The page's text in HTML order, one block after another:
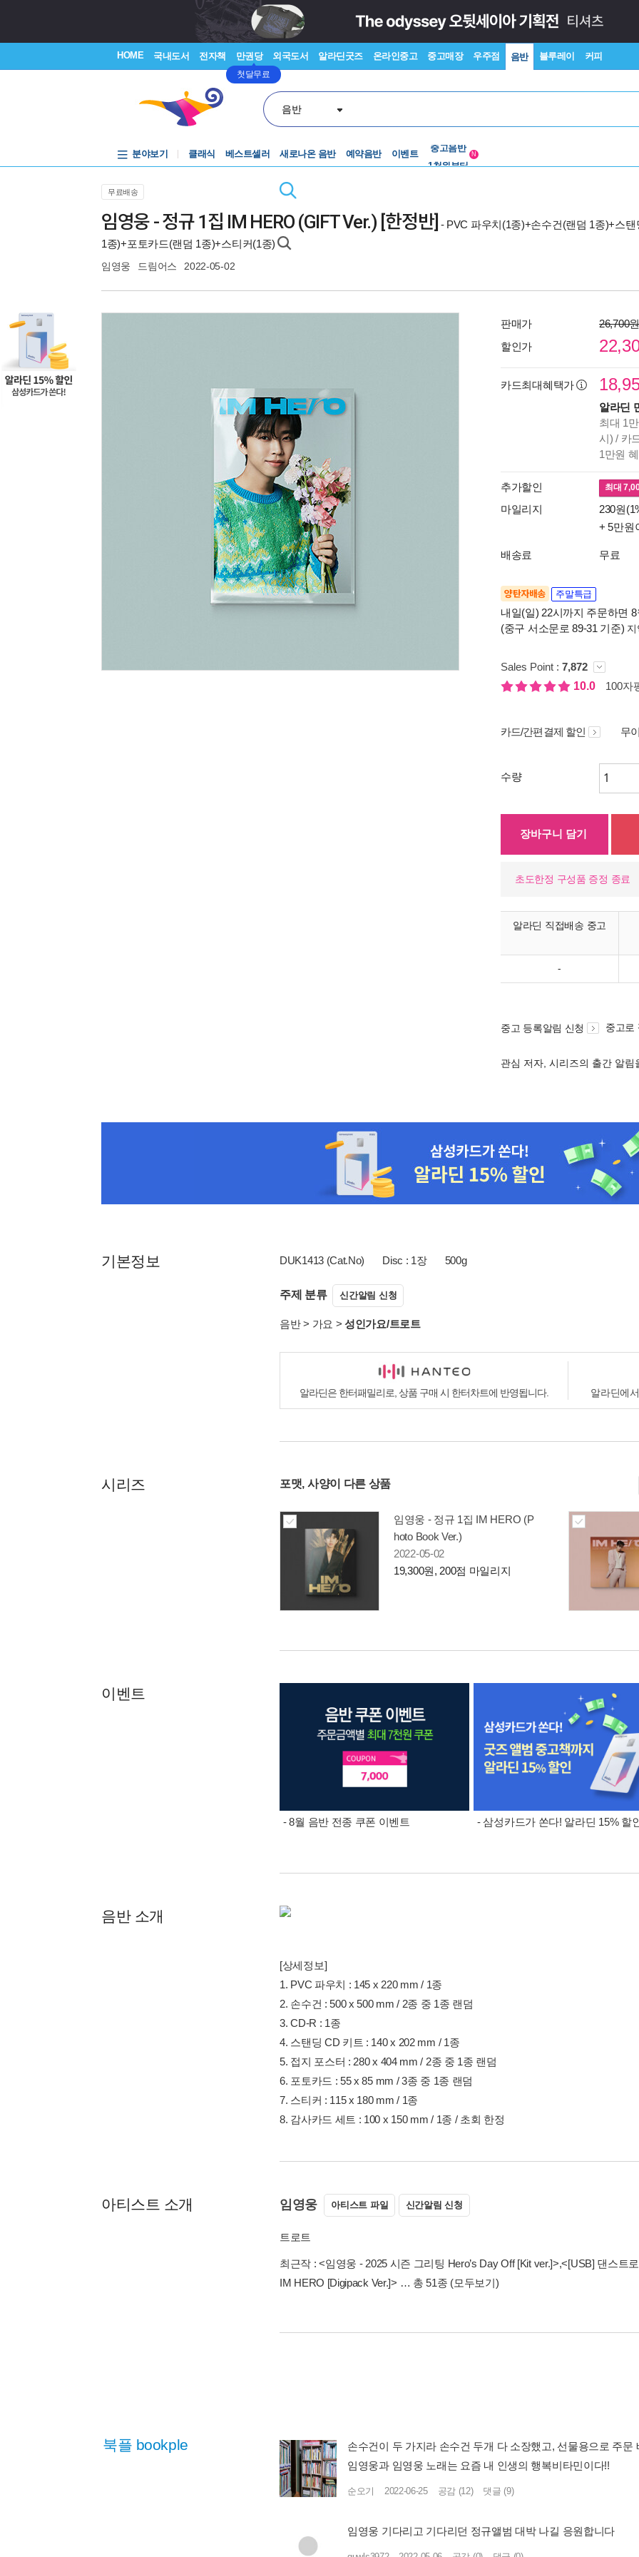
HOME 국내도서 전자책 만권당
첫달무료
외국도서 알라딘굿즈 온라인중고 중고매장 우주점 음반 블루레이 커피
음반
분야보기 클래식 베스트셀러 새로나온 음반 예약음반 이벤트
1천원부터
N
무료배송
임영웅 - 정규 1집 IM HERO (GIFT Ver.) [한정반] - PVC 파우치(1종)+손수건(랜덤 1종)+스
1종)+포토카드(랜덤 1종)+스티커(1종)
임영웅 드림어스 2022-05-02
판매가
26,700원
할인가
카드최대혜택가
알라딘
최대 1
시) / 카
1만원
추가할인 최대
마일리지
230원
+ 5만원
배송료 무료
양탄자배송 주말특급
내일(일) 22시까지 주문하면
(중구 서소문로 89-31 기준)
Sales Point : 7,872
10.0
100자
카드/간편결제 할인 무
수량
장바구니 담기
초도한정 구성품 증정 종료
알라딘 직접배송 중고
-
중고 등록알림 신청 중고로
관심 저자, 시리즈의 출간 알림
기본정보 DUK1413 (Cat.No) Disc : 1장 500g
주제 분류 신간알림 신청
음반> 가요 >성인가요/트로트
알라딘은 한터패밀리로, 상품 구매 시 한터차트에 반영됩니다. 알라딘에
시리즈 포맷, 사양이 다른 상품
임영웅 - 정규 1집 IM HERO (P
hoto Book Ver.)
2022-05-02
19,300원, 200점 마일리지
이벤트
- 8월 음반 전종 쿠폰 이벤트 - 삼성카드가 쏜다! 알라딘 15% 할
음반 소개
[상세정보]
1. PVC 파우치 : 145 x 220 mm / 1종
2. 손수건 : 500 x 500 mm / 2종 중 1종 랜덤
3. CD-R : 1종
4. 스탠딩 CD 키트 : 140 x 202 mm / 1종
5. 접지 포스터 : 280 x 404 mm / 2종 중 1종 랜덤
6. 포토카드 : 55 x 85 mm / 3종 중 1종 랜덤
7. 스티커 : 115 x 180 mm / 1종
8. 감사카드 세트 : 100 x 150 mm / 1종 / 초회 한정
아티스트 소개 임영웅 아티스트 파일 신간알림 신청
트로트
최근작 :<임영웅 - 2025 시즌 그리팅 Hero’s Day Off [Kit ver.]>,<[USB] 댄스트
IM HERO [Digipack Ver.]> … 총 51종 (모두보기)
북플 bookple
손수건이 두 가지라 손수건 두개 다 소장했고, 선물용으로 주
임영웅과 임영웅 노래는 요즘 내 인생의 행복비타민이다!!
순오기 2022-06-25 공감 (12) 댓글 (9)
임영웅 기다리고 기다리던 정규앨범 대박 나길 응원합니다